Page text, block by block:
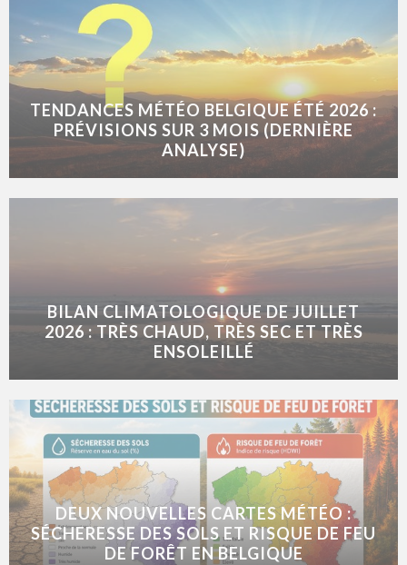
TENDANCES MÉTÉO BELGIQUE ÉTÉ 2026 :
PRÉVISIONS SUR 3 MOIS (DERNIÈRE
ANALYSE)
BILAN CLIMATOLOGIQUE DE JUILLET
2026 : TRÈS CHAUD, TRÈS SEC ET TRÈS
ENSOLEILLÉ
DEUX NOUVELLES CARTES MÉTÉO :
SÉCHERESSE DES SOLS ET RISQUE DE FEU
DE FORÊT EN BELGIQUE